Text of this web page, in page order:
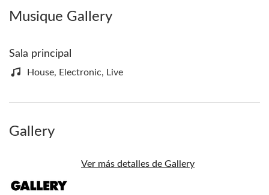
Musique Gallery
Sala principal
House, Electronic, Live
Gallery
Ver más detalles de Gallery